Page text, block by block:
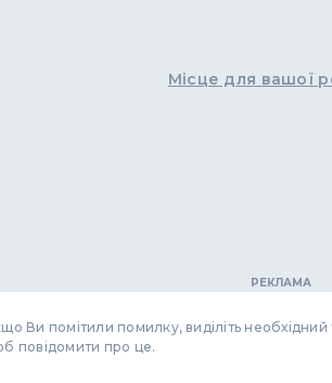
Місце для вашої
Ви помітили помилку, виділіть необхідний
повідомити про це.